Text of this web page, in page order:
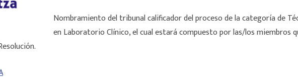
Nombramiento del tribunal calificador del proceso de la categoría de
en Laboratorio Clínico, el cual estará compuesto por las/los miembros